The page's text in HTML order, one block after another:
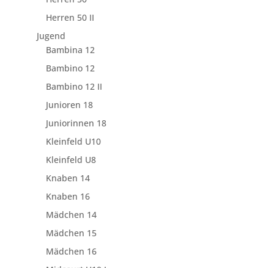
Herren 50 II
Jugend
Bambina 12
Bambino 12
Bambino 12 II
Junioren 18
Juniorinnen 18
Kleinfeld U10
Kleinfeld U8
Knaben 14
Knaben 16
Mädchen 14
Mädchen 15
Mädchen 16